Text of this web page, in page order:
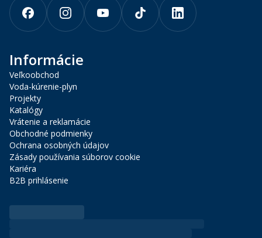
Informácie
Veľkoobchod
Voda-kúrenie-plyn
Projekty
Katalógy
Vrátenie a reklamácie
Obchodné podmienky
Ochrana osobných údajov
Zásady používania súborov cookie
Kariéra
B2B prihlásenie